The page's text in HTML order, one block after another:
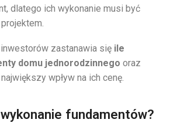
dlatego ich wykonanie musi być
projektem.
inwestorów zastanawia się ile
domu jednorodzinnego oraz
największy wpływ na ich cenę.
fundamentów?